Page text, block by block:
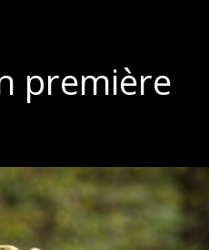
première